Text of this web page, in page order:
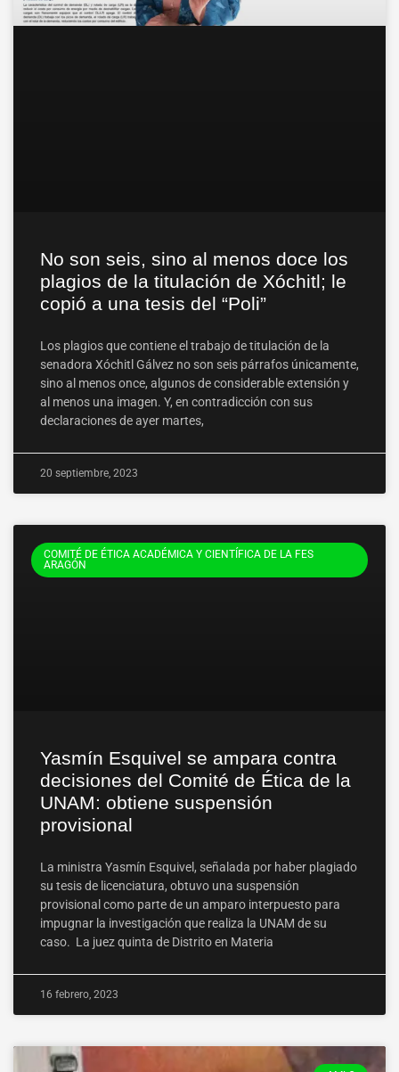
No son seis, sino al menos doce los
plagios de la titulación de Xóchitl; le
copió a una tesis del “Poli”
Los plagios que contiene el trabajo de titulación de la
senadora Xóchitl Gálvez no son seis párrafos únicamente,
sino al menos once, algunos de considerable extensión y
al menos una imagen. Y, en contradicción con sus
declaraciones de ayer martes,
20 septiembre, 2023
COMITÉ DE ÉTICA ACADÉMICA Y CIENTÍFICA DE LA FES
ARAGÓN
Yasmín Esquivel se ampara contra
decisiones del Comité de Ética de la
UNAM: obtiene suspensión
provisional
La ministra Yasmín Esquivel, señalada por haber plagiado
su tesis de licenciatura, obtuvo una suspensión
provisional como parte de un amparo interpuesto para
impugnar la investigación que realiza la UNAM de su
caso. La juez quinta de Distrito en Materia
16 febrero, 2023